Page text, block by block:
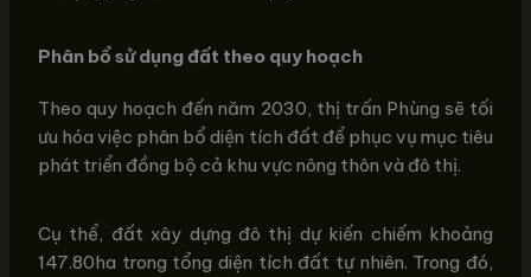
Phân bổ sử dụng đất theo quy hoạch
Theo quy hoạch đến năm 2030, thị trấn Phùng sẽ tối
ưu hóa việc phân bổ diện tích đất để phục vụ mục tiêu
phát triển đồng bộ cả khu vực nông thôn và đô thị.
Cụ thể, đất xây dựng đô thị dự kiến chiếm khoảng
147.80ha trong tổng diện tích đất tự nhiên. Trong đó,